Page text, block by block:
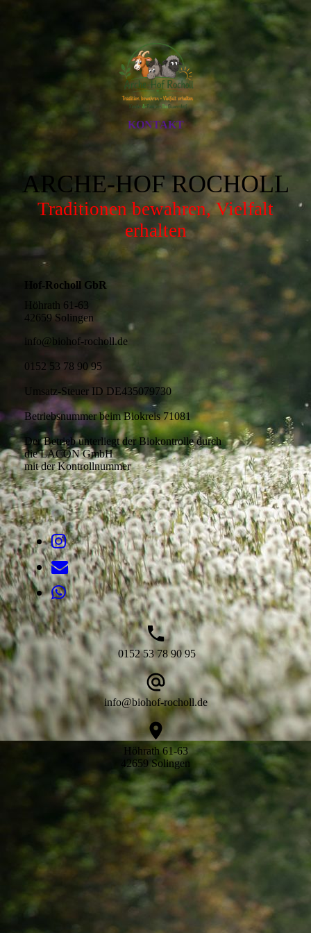
KONTAKT
ARCHE-HOF ROCHOLL
Traditionen bewahren, Vielfalt
erhalten
Hof-Rocholl GbR
Höhrath 61-63
42659 Solingen
info@biohof-rocholl.de
0152 53 78 90 95
Umsatz-Steuer ID DE435079730
Betriebsnummer beim Biokreis 71081
Der Betrieb unterliegt der Biokontrolle durch
die LACON GmbH
mit der Kontrollnummer
0152 53 78 90 95
info@biohof-rocholl.de
Höhrath 61-63
42659 Solingen